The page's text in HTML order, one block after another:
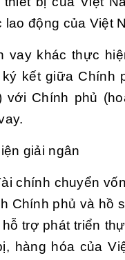
lao động của Việt
vay khác thực
kết giữa Chính
với Chính phủ
giải ngân
chính chuyển
Chính phủ và hồ
trợ phát triển
hàng hóa của